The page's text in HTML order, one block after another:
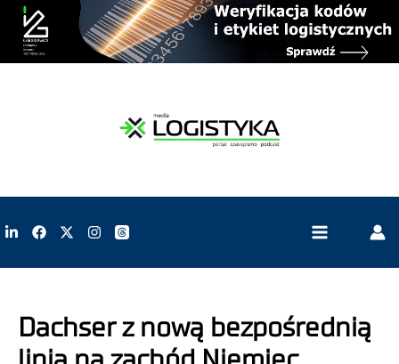
Dachser z nową bezpośrednią